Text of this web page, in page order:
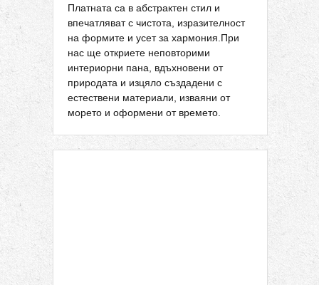
Платната са в абстрактен стил и
впечатляват с чистота, изразителност
на формите и усет за хармония.При
нас ще откриете неповторими
интериорни пана, вдъхновени от
природата и изцяло създадени с
естествени материали, изваяни от
морето и оформени от времето.